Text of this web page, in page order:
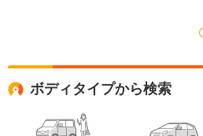
ボディタイプから検索